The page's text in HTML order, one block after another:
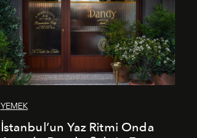
YEMEK
İstanbul’un Yaz Ritmi Onda